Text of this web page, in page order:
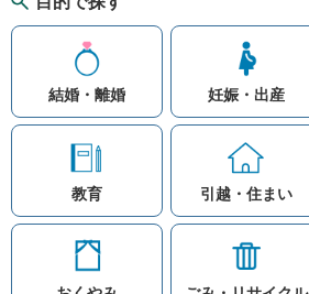
結婚・離婚 妊娠・出産
教育 引越・住まい